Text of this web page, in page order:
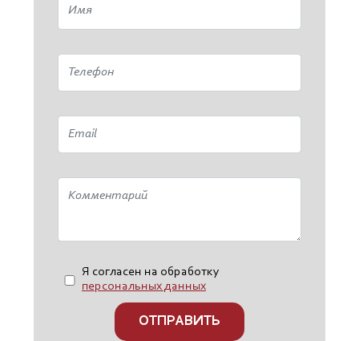
ОТПРАВИТЬ
Я согласен на обработку
персональных данных